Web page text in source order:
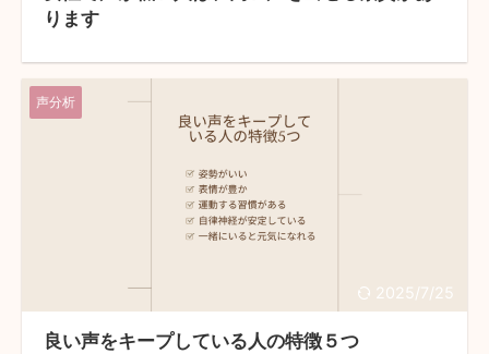
ります
2025/7/25
声分析
良い声をキープしている人の特徴５つ